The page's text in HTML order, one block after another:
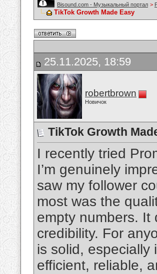
Bisound.com - Музыкальный портал >
TikTok Growth Made Easy
25.11.2025, 18:59
robertbrown
Новичок
TikTok Growth
I recently tried
I’m genuinely
saw my follower
most was the
empty numbers. It
credibility. For
is solid,
efficient, reliable,